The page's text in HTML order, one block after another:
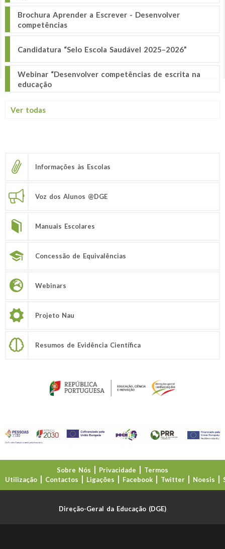
Brochura Aprender a Escrever - Desenvolver
competências
Candidatura “Selo Escola Saudável 2025–2026”
Webinar “Desenvolver competências de escrita na
educação
Ver todas
Informações às Escolas
Voz dos Alunos @DGE
Manuais Escolares
Concessão de Equivalências
Webinars
Projeto Nau
Resumos de Evidência Científica
Sobre Nós Privacidade
Termos
Utilização
Contactos Ligações Facebook Twitter Noesis
Direção-Geral da Educação (DGE)